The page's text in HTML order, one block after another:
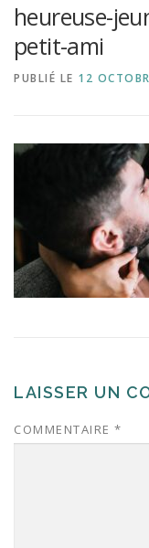
heureuse-
petit-ami
PUBLIÉ LE 12
LAISSER UN
COMMENTAIRE *